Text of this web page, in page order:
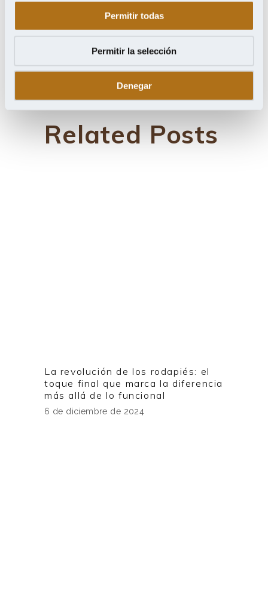
Permitir todas
Permitir la selección
Denegar
Related Posts
La revolución de los rodapiés: el
toque final que marca la diferencia
más allá de lo funcional
6 de diciembre de 2024